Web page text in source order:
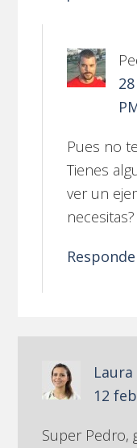
Pues no
Tienes
ver un
necesitas?
Laura
12
Super Pedro,